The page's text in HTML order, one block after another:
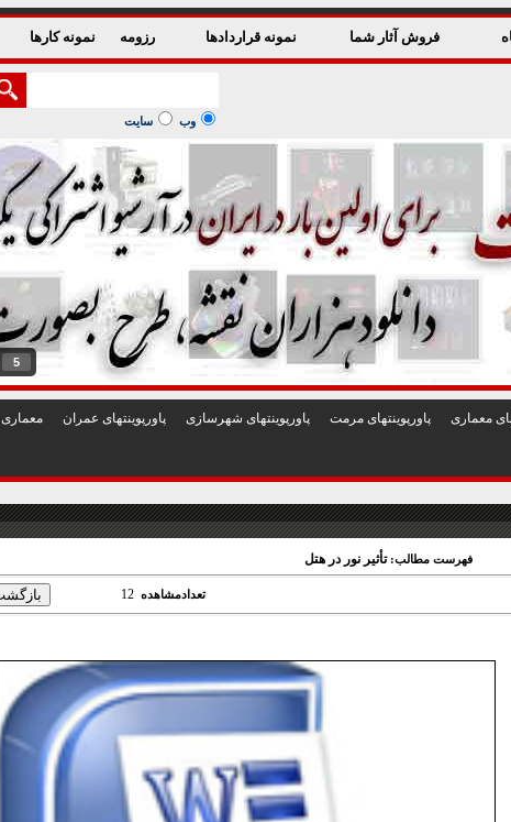
فروش آثار شما نمونه قراردادها رزومه نمونه کارها
وب سایت
5
معماری پاورپوينتهای مرمت پاورپوينتهای شهرسازی پاورپوينتهای عمران معماری
فهرست مطالب: تأثير نور در هتل
تعدادمشاهده 12